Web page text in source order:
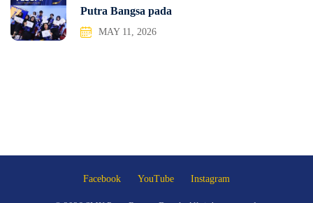
Putra Bangsa pada
MAY 11, 2026
Facebook YouTube Instagram